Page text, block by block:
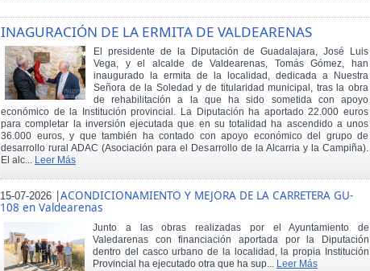
INAGURACIÓN DE LA ERMITA DE VALDEARENAS
El presidente de la Diputación de Guadalajara, José Luis
Vega, y el alcalde de Valdearenas, Tomás Gómez, han
inaugurado la ermita de la localidad, dedicada a Nuestra
Señora de la Soledad y de titularidad municipal, tras la obra
de rehabilitación a la que ha sido sometida con apoyo
económico de la Institución provincial. La Diputación ha aportado 22.000 euros
para completar la inversión ejecutada que en su totalidad ha ascendido a unos
36.000 euros, y que también ha contado con apoyo económico del grupo de
desarrollo rural ADAC (Asociación para el Desarrollo de la Alcarria y la Campiña).
El alc... Leer Más
15-07-2026 |ACONDICIONAMIENTO Y MEJORA DE LA CARRETERA GU-
108 en Valdearenas
Junto a las obras realizadas por el Ayuntamiento de
Valedarenas con financiación aportada por la Diputación
dentro del casco urbano de la localidad, la propia Institución
Provincial ha ejecutado otra que ha sup... Leer Más